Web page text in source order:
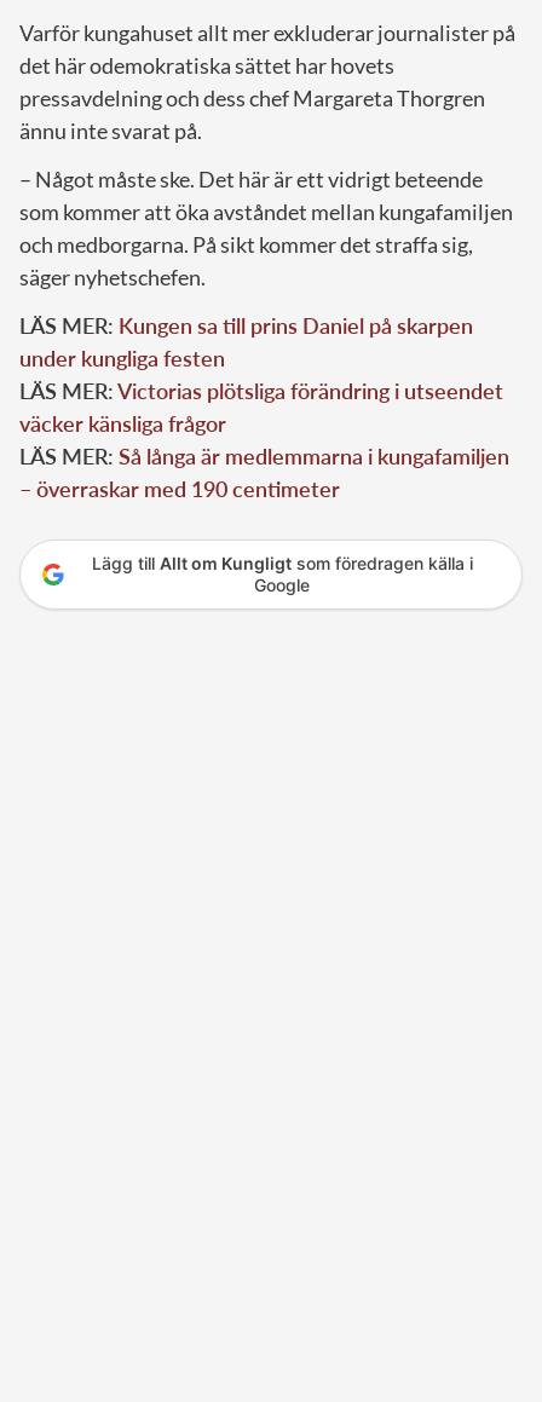
Varför kungahuset allt mer exkluderar journalister på
det här odemokratiska sättet har hovets
pressavdelning och dess chef Margareta Thorgren
ännu inte svarat på.
– Något måste ske. Det här är ett vidrigt beteende
som kommer att öka avståndet mellan kungafamiljen
och medborgarna. På sikt kommer det straffa sig,
säger nyhetschefen.
LÄS MER: Kungen sa till prins Daniel på skarpen
under kungliga festen
LÄS MER:Victorias plötsliga förändring i utseendet
väcker känsliga frågor
LÄS MER: Så långa är medlemmarna i kungafamiljen
– överraskar med 190 centimeter
Lägg till Allt om Kungligtsom föredragen källa i
Google